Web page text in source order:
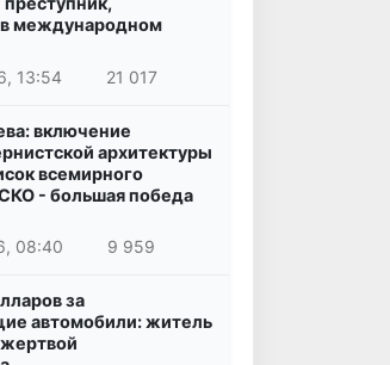
международном
13:54
21 017
включение
архитектуры
всемирного
- большая победа
08:40
9 959
за
автомобили: житель